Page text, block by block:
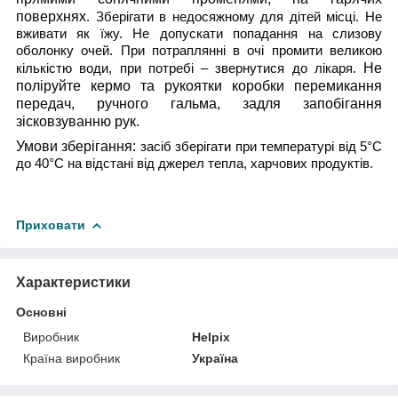
поверхнях. Зберігати в недосяжному для дітей місці. Не
вживати як їжу. Не допускати попадання на слизову
оболонку очей. При потраплянні в очі промити великою
кількістю води, при потребі – звернутися до лікаря.
Не
поліруйте кермо та рукоятки коробки перемикання
передач, ручного гальма, задля запобігання
зісковзуванню рук.
Умови зберігання: засіб зберігати при температурі від 5°С
до 40°С на відстані від джерел тепла, харчових продуктів.
Приховати
Характеристики
Основні
Виробник
Helpix
Країна виробник
Україна